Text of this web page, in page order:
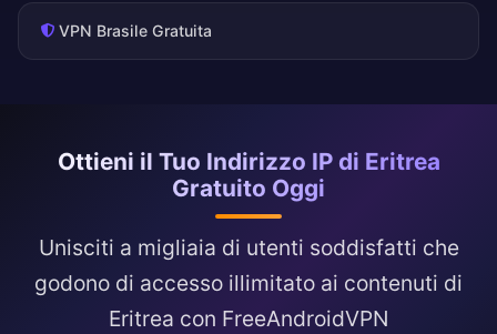
VPN Brasile Gratuita
Ottieni il Tuo Indirizzo IP di Eritrea
Gratuito Oggi
Unisciti a migliaia di utenti soddisfatti che
godono di accesso illimitato ai contenuti di
Eritrea con FreeAndroidVPN